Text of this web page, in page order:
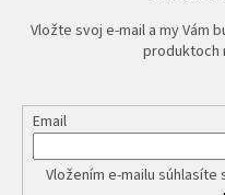
Vložte svoj e-mail a my Vám
produktoch
Email
Vložením e-mailu súhlasíte